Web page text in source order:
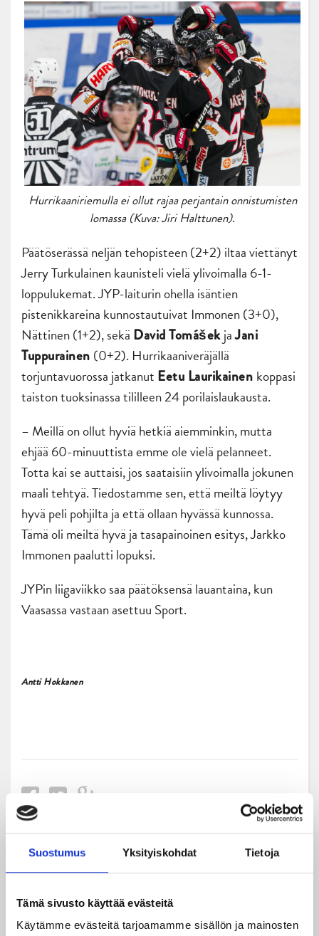
Suostumus Yksityiskohdat Tietoja
Tämä sivusto käyttää evästeitä
Käytämme evästeitä tarjoamamme sisällön ja mainosten
Hurrikaaniriemulla ei ollut rajaa perjantain onnistumisten
lomassa (Kuva: Jiri Halttunen).
Päätöserässä neljän tehopisteen (2+2) iltaa viettänyt
Jerry Turkulainen kaunisteli vielä ylivoimalla 6-1-
loppulukemat. JYP-laiturin ohella isäntien
pistenikkareina kunnostautuivat Immonen (3+0),
Nättinen (1+2), sekä David TomášekjaJani
Tuppurainen (0+2). Hurrikaaniveräjällä
torjuntavuorossa jatkanut Eetu Laurikainen koppasi
taiston tuoksinassa tililleen 24 porilaislaukausta.
– Meillä on ollut hyviä hetkiä aiemminkin, mutta
ehjää 60-minuuttista emme ole vielä pelanneet.
Totta kai se auttaisi, jos saataisiin ylivoimalla jokunen
maali tehtyä. Tiedostamme sen, että meiltä löytyy
hyvä peli pohjilta ja että ollaan hyvässä kunnossa.
Tämä oli meiltä hyvä ja tasapainoinen esitys, Jarkko
Immonen paalutti lopuksi.
JYPin liigaviikko saa päätöksensä lauantaina, kun
Vaasassa vastaan asettuu Sport.
Antti Hokkanen
Uusimmat
08.08.2026
Turnausraportti: JYP juhlii seurahistorian ensimmäistä